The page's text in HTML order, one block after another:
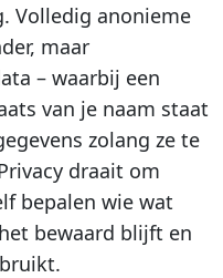
Volledig anonieme
maar
– waarbij een
van je naam staat
zolang ze te
draait om
bepalen wie wat
bewaard blijft en